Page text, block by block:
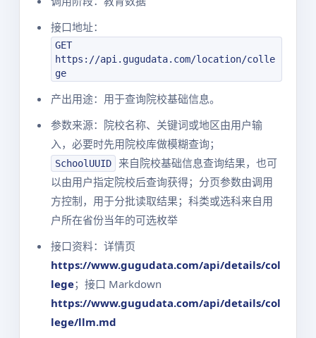
接口地址：
GET
https://api.gugudata.com/location/colle
ge
产出用途：用于查询院校基础信息。
参数来源：院校名称、关键词或地区由用户输
入，必要时先用院校库做模糊查询；
SchoolUUID
来自院校基础信息查询结果，也可
以由用户指定院校后查询获得；分页参数由调用
方控制，用于分批读取结果；科类或选科来自用
户所在省份当年的可选枚举
接口资料：详情页
https://www.gugudata.com/api/details/col
lege；接口 Markdown
https://www.gugudata.com/api/details/col
lege/llm.md